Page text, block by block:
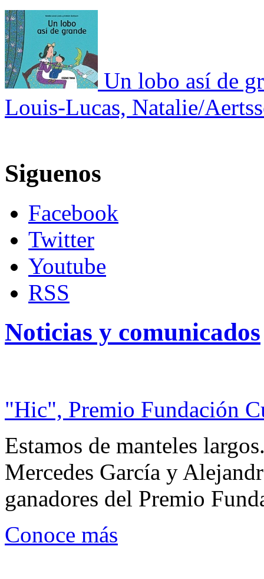
Un lobo así de
Louis-Lucas, Natalie/
Siguenos
Facebook
Twitter
Youtube
RSS
Noticias y comunicados
"Hic", Premio Fundación
Estamos de manteles
Mercedes García y
ganadores del Premio
Conoce más